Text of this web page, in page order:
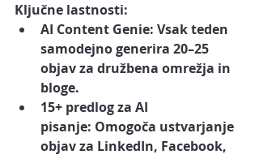
Ključne lastnosti:
AI Content Genie: Vsak teden
samodejno generira 20–25
objav za družbena omrežja in
bloge.
15+ predlog za AI
pisanje: Omogoča ustvarjanje
objav za LinkedIn, Facebook,